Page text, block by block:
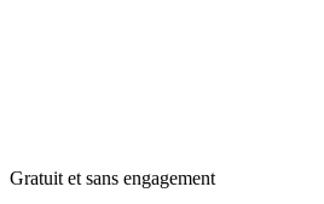
Gratuit et sans engagement